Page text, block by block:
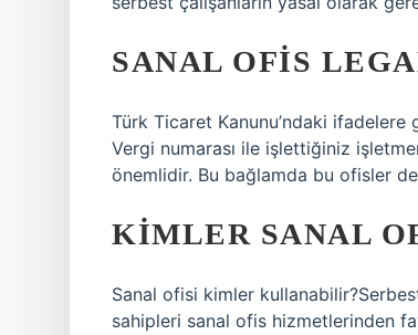
SANAL OFIS
Türk Ticaret Kanunu’ndaki ifadelere
Vergi numarası ile işlettiğiniz
önemlidir. Bu bağlamda bu ofisler
KIMLER SANAL
Sanal ofisi kimler
sahipleri sanal ofis hizmetlerinden